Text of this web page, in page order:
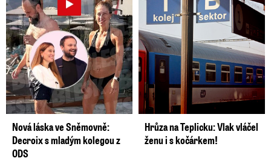
Nová láska ve Sněmovně:
Decroix s mladým kolegou z
ODS
Hrůza na Teplicku: Vlak vláčel
ženu i s kočárkem!